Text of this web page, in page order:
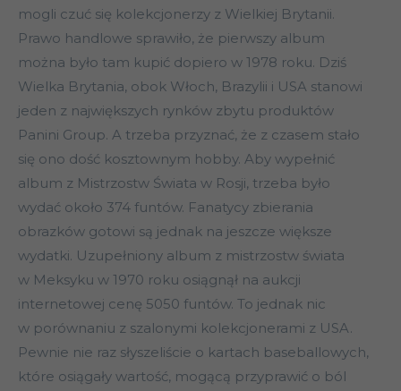
mogli czuć się kolekcjonerzy z Wielkiej Brytanii.
Prawo handlowe sprawiło, że pierwszy album
można było tam kupić dopiero w 1978 roku. Dziś
Wielka Brytania, obok Włoch, Brazylii i USA stanowi
jeden z największych rynków zbytu produktów
Panini Group. A trzeba przyznać, że z czasem stało
się ono dość kosztownym hobby. Aby wypełnić
album z Mistrzostw Świata w Rosji, trzeba było
wydać około 374 funtów. Fanatycy zbierania
obrazków gotowi są jednak na jeszcze większe
wydatki. Uzupełniony album z mistrzostw świata
w Meksyku w 1970 roku osiągnął na aukcji
internetowej cenę 5050 funtów. To jednak nic
w porównaniu z szalonymi kolekcjonerami z USA.
Pewnie nie raz słyszeliście o kartach baseballowych,
które osiągały wartość, mogącą przyprawić o ból